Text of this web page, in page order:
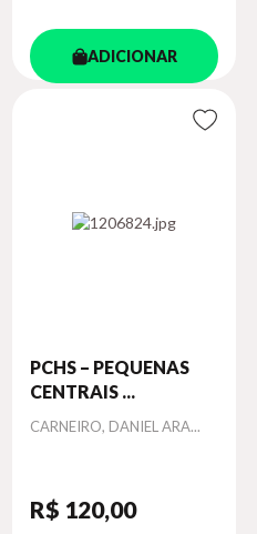
ADICIONAR
PCHS – PEQUENAS
CENTRAIS ...
Autor
CARNEIRO, DANIEL ARA...
R$ 120,00